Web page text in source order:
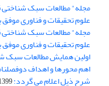
علوم تحقیقات و فناوری
علوم تحقیقات و فناوری
اولین همایش مطالعات سبک
اهم محورها و اهداف
شرح ذیل اعلام می گردد:02-04